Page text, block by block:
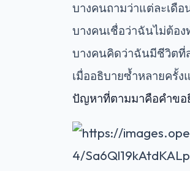
บางคนถามว่าแต่ละเดือ
บางคนเชื่อว่าฉันไม่ต้อ
บางคนคิดว่าฉันมีชีวิตที่ส
เมื่ออธิบายซ้ำหลายครั้ง
ปัญหาที่ตามมาคือคำขอ